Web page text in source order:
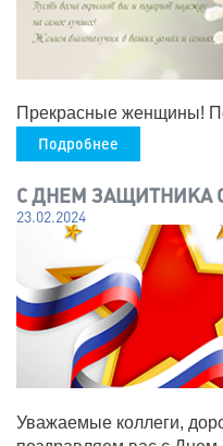
Прекрасные женщины!
Подробнее
С ДНЕМ ЗАЩИТНИКА
23.02.2024
Уважаемые коллеги,